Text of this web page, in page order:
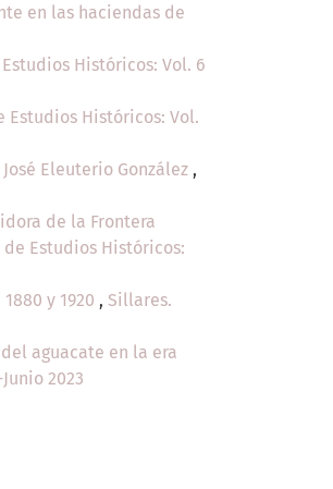
en las haciendas de
Históricos: Vol. 6
Estudios Históricos: Vol.
Eleuterio González ,
de la Frontera
Estudios Históricos:
y 1920 , Sillares.
aguacate en la era
2023